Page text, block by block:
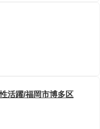
活躍/福岡市博多区